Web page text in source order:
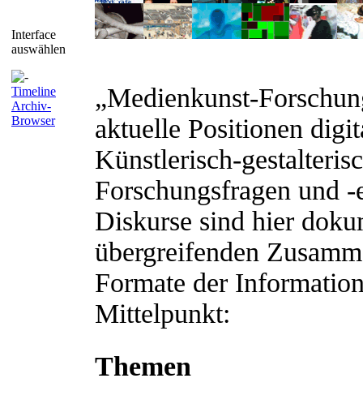
Interface
auswählen
Timeline
Archiv-
Browser
„Medienkunst-
aktuelle Positionen
Künstlerisch-
Forschungsfragen und
Diskurse sind hier
übergreifenden
Formate der
Mittelpunkt:
Themen